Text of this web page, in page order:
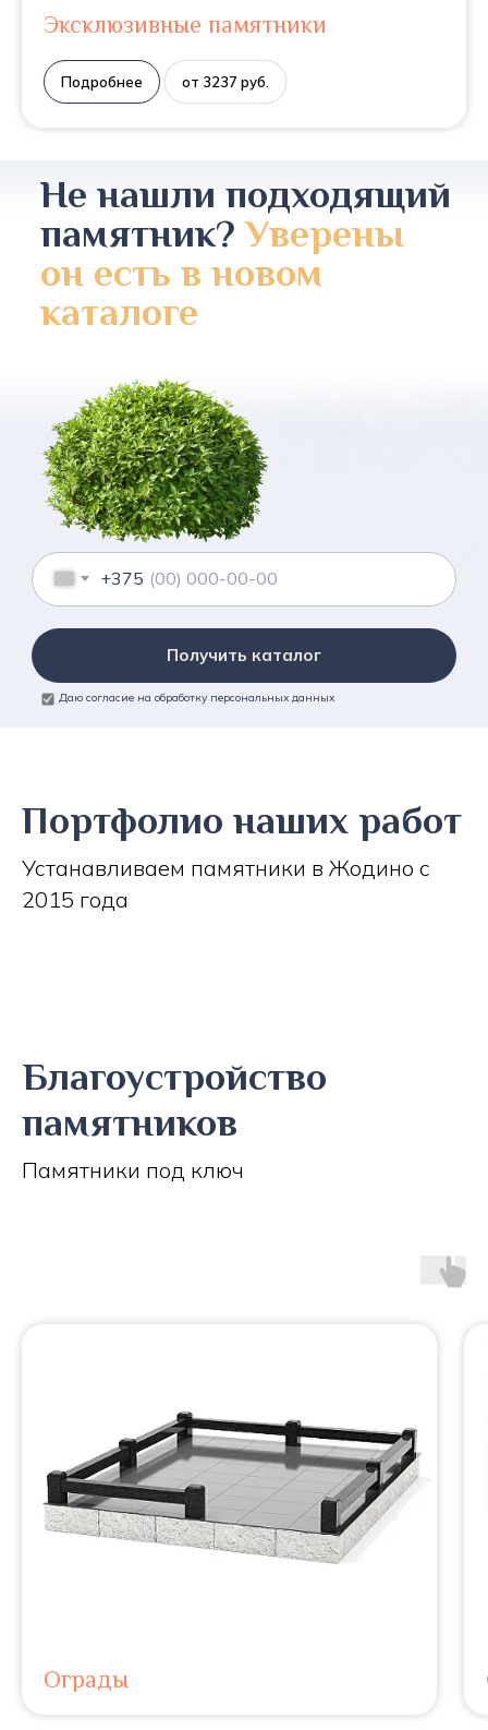
Эксклюзивные памятники
Подробнее от 3237 руб.
Не нашли подходящий
памятник?Уверены
он есть в новом
каталоге
+375
Получить каталог
Даю согласие на обработку персональных данных
Портфолио наших работ
Устанавливаем памятники в Жодино с
2015 года
Благоустройство
памятников
Памятники под ключ
Ограды